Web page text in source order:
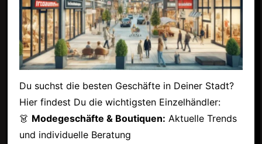
Du suchst die besten Geschäfte in Deiner Stadt?
Hier findest Du die wichtigsten Einzelhändler:
👗 Modegeschäfte & Boutiquen: Aktuelle Trends
und individuelle Beratung